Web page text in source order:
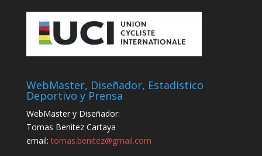
WebMaster, Diseñador, Estadistico
Deportivo y Prensa
WebMaster y Diseñador:
Tomas Benitez Cartaya
email:tomas.benitez@gmail.com